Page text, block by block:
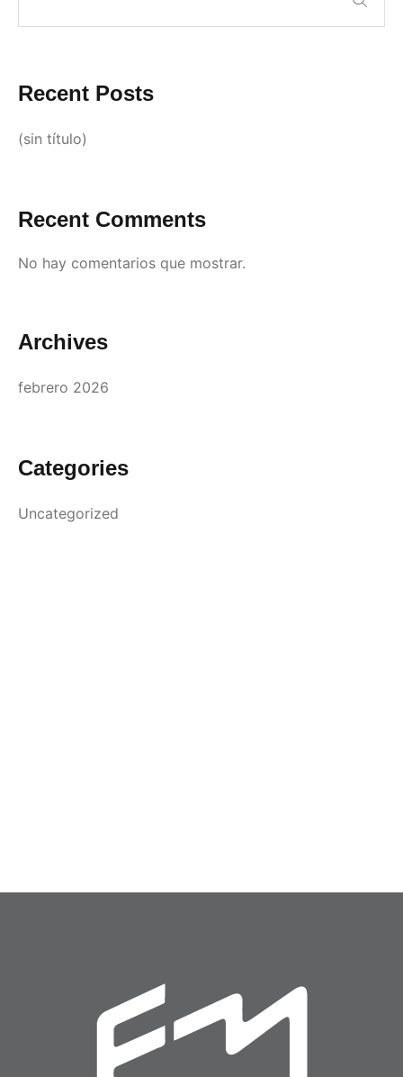
Recent Posts
(sin título)
Recent Comments
No hay comentarios que mostrar.
Archives
febrero 2026
Categories
Uncategorized